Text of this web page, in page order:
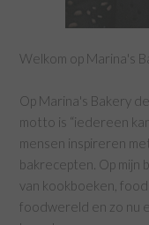
Welkom op Marina's
Op Marina's Bakery
motto is “iedereen
mensen inspireren
bakrecepten. Op mijn
van kookboeken,
foodwereld en zo nu